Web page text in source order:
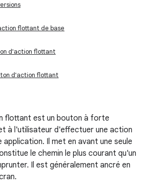
flottant de base
d'action flottant
d'action flottant
flottant est un bouton à forte
à l'utilisateur d'effectuer une action
application. Il met en avant une seule
le chemin le plus courant qu'un
Il est généralement ancré en